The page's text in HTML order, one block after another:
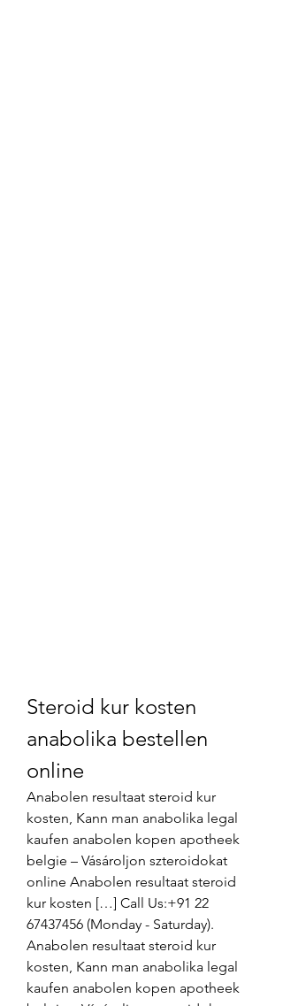
Steroid kur kosten
anabolika bestellen
online
Anabolen resultaat steroid kur
kosten, Kann man anabolika legal
kaufen anabolen kopen apotheek
belgie – Vásároljon szteroidokat
online Anabolen resultaat steroid
kur kosten […] Call Us:+91 22
67437456 (Monday - Saturday).
Anabolen resultaat steroid kur
kosten, Kann man anabolika legal
kaufen anabolen kopen apotheek